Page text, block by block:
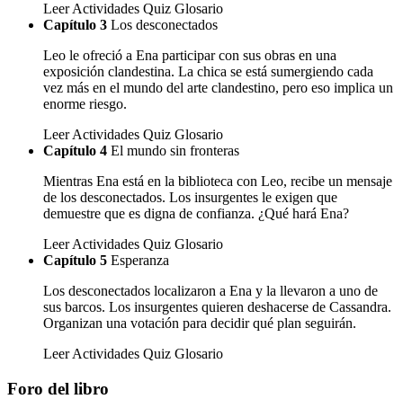
Leer Actividades Quiz Glosario
Capítulo 3 Los desconectados
Leo le ofreció a Ena participar con sus obras en una
exposición clandestina. La chica se está sumergiendo cada
vez más en el mundo del arte clandestino, pero eso implica un
enorme riesgo.
Leer Actividades Quiz Glosario
Capítulo 4 El mundo sin fronteras
Mientras Ena está en la biblioteca con Leo, recibe un mensaje
de los desconectados. Los insurgentes le exigen que
demuestre que es digna de confianza. ¿Qué hará Ena?
Leer Actividades Quiz Glosario
Capítulo 5 Esperanza
Los desconectados localizaron a Ena y la llevaron a uno de
sus barcos. Los insurgentes quieren deshacerse de Cassandra.
Organizan una votación para decidir qué plan seguirán.
Leer Actividades Quiz Glosario
Foro del libro